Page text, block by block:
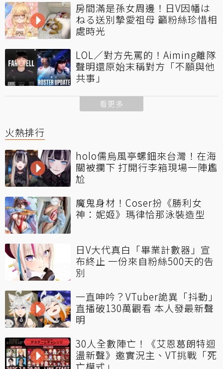
房間滿是孫女周邊！日V因幡は
ねる送別摯愛祖母 籲粉絲珍惜相
處時光
LOL／對方先罵的！Aiming離隊
聲明還原始末稱對方「不願與他
共事」
看更多
火熱排行
holo儒烏風亭螺鈿來台灣！在海
關被攔下 打開行李箱現場一陣尷
尬
魔鬼身材！Coser扮《勝利女
神：妮姬》瑪律恰那泳裝造型
日V大代真白「畢業計數器」宣
布終止 一份來自粉絲500天的告
別
一直呻吟？VTuber詭異「抖動」
直播破130萬觀看 本人發最新聲
明
30人全數陣亡！《艾恩葛朗特迴
盪新聲》邀實況主、VT挑戰「死
亡模式」